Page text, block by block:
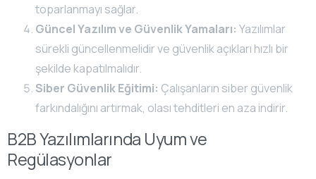
toparlanmayı sağlar.
Güncel Yazılım ve Güvenlik Yamaları: Yazılımlar
sürekli güncellenmelidir ve güvenlik açıkları hızlı bir
şekilde kapatılmalıdır.
Siber Güvenlik Eğitimi: Çalışanların siber güvenlik
farkındalığını artırmak, olası tehditleri en aza indirir.
B2B Yazılımlarında Uyum ve
Regülasyonlar